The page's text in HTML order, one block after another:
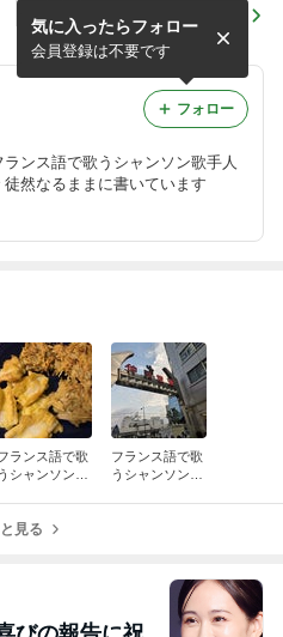
フランス語で歌うシャンソン
歌手リリ·レイ 明日は け
やきホールでシャンソンコン
サート
ンス語で歌うシャンソン歌手人
然なるままに書いています
気に入ったらフォロー
会員登録は不要です
フォロー
ランス語で歌
うシャンソン歌
さ！日曜日
フランス語で歌
うシャンソン歌
見る